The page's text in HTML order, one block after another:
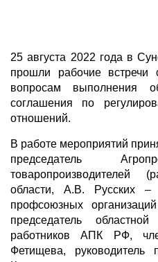
25 августа 2022 года в
прошли рабочие встречи
вопросам выполнения
соглашения по
отношений.
В работе мероприятий
председатель
товаропроизводителей
области, А.В. Русских –
профсоюзных
председатель
работников АПК РФ,
Фетищева,